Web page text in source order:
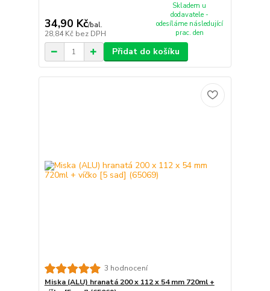
34,90 Kč/bal.
28,84 Kč bez DPH
Skladem u
dodavatele -
odesíláme následující
prac. den
Přidat do košíku
3 hodnocení
Miska (ALU) hranatá 200 x 112 x 54 mm 720ml +